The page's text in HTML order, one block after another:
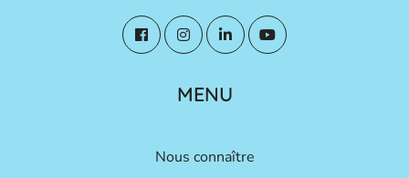
MENU
Nous connaître